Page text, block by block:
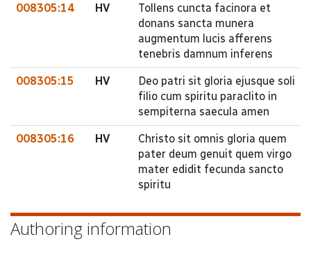
008305:14 HV
Tollens cuncta facinora et
donans sancta munera
augmentum lucis afferens
tenebris damnum inferens
008305:15 HV
Deo patri sit gloria ejusque soli
filio cum spiritu paraclito in
sempiterna saecula amen
008305:16 HV
Christo sit omnis gloria quem
pater deum genuit quem virgo
mater edidit fecunda sancto
spiritu
Authoring information